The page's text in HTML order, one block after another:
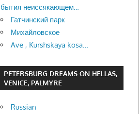
бытия неиссякающем…
Гатчинский парк
Михайловское
Ave , Kurshskaya kosa…
PETERSBURG DREAMS ON HELLAS,
VENICE, PALMYRE
Russian